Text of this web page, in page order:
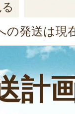
の発送は現
計